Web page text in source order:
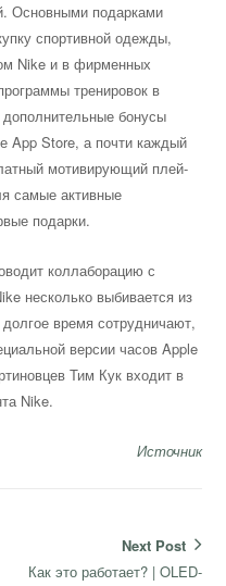
Основными подарками
спортивной одежды,
Nike и в фирменных
тренировок в
бонусы
App Store, а почти каждый
мотивирующий плей-
самые активные
подарки.
коллаборацию с
несколько выбивается из
время сотрудничают,
версии часов Apple
Тим Кук входит в
Nike.
Источник
Next Post
Next
Как это работает? | OLED-